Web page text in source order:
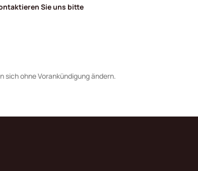
Sie uns bitte
sich ohne Vorankündigung ändern.